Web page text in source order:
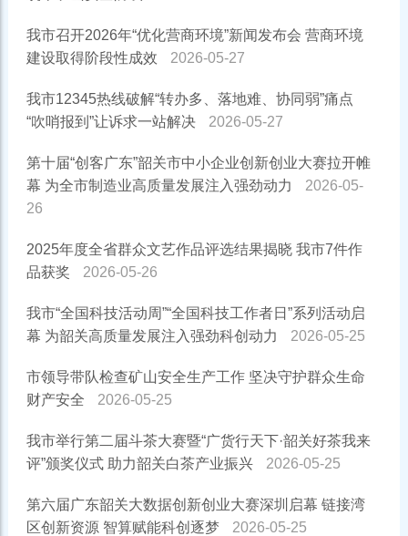
我市召开2026年“优化营商环境”新闻发布会 营商环境
建设取得阶段性成效
2026-05-27
我市12345热线破解“转办多、落地难、协同弱”痛点
“吹哨报到”让诉求一站解决
2026-05-27
第十届“创客广东”韶关市中小企业创新创业大赛拉开帷
幕 为全市制造业高质量发展注入强劲动力
2026-05-
26
2025年度全省群众文艺作品评选结果揭晓 我市7件作
品获奖
2026-05-26
我市“全国科技活动周”“全国科技工作者日”系列活动启
幕 为韶关高质量发展注入强劲科创动力
2026-05-25
市领导带队检查矿山安全生产工作 坚决守护群众生命
财产安全
2026-05-25
我市举行第二届斗茶大赛暨“广货行天下·韶关好茶我来
评”颁奖仪式 助力韶关白茶产业振兴
2026-05-25
第六届广东韶关大数据创新创业大赛深圳启幕 链接湾
区创新资源 智算赋能科创逐梦
2026-05-25